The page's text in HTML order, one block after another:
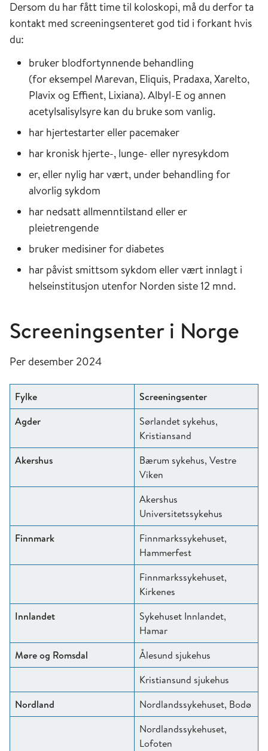
Dersom du har fått time til koloskopi, må du derfor ta
kontakt med screeningsenteret god tid i forkant hvis
du:
bruker blodfortynnende behandling
(for eksempel Marevan, Eliquis, Pradaxa, Xarelto,
Plavix og Effient, Lixiana). Albyl-E og annen
acetylsalisylsyre kan du bruke som vanlig.
har hjertestarter eller pacemaker
har kronisk hjerte-, lunge- eller nyresykdom
er, eller nylig har vært, under behandling for
alvorlig sykdom
har nedsatt allmenntilstand eller er
pleietrengende
bruker medisiner for diabetes
har påvist smittsom sykdom eller vært innlagt i
helseinstitusjon utenfor Norden siste 12 mnd.
Screeningsenter i Norge
Per desember 2024
Fylke
Screeningsenter
Agder
Sørlandet sykehus,
Kristiansand
Akershus
Bærum sykehus, Vestre
Viken
Akershus
Universitetssykehus
Finnmark
Finnmarkssykehuset,
Hammerfest
Finnmarkssykehuset,
Kirkenes
Innlandet
Sykehuset Innlandet,
Hamar
Møre og Romsdal
Ålesund sjukehus
Kristiansund sjukehus
Nordland
Nordlandssykehuset, Bodø
Nordlandssykehuset,
Lofoten